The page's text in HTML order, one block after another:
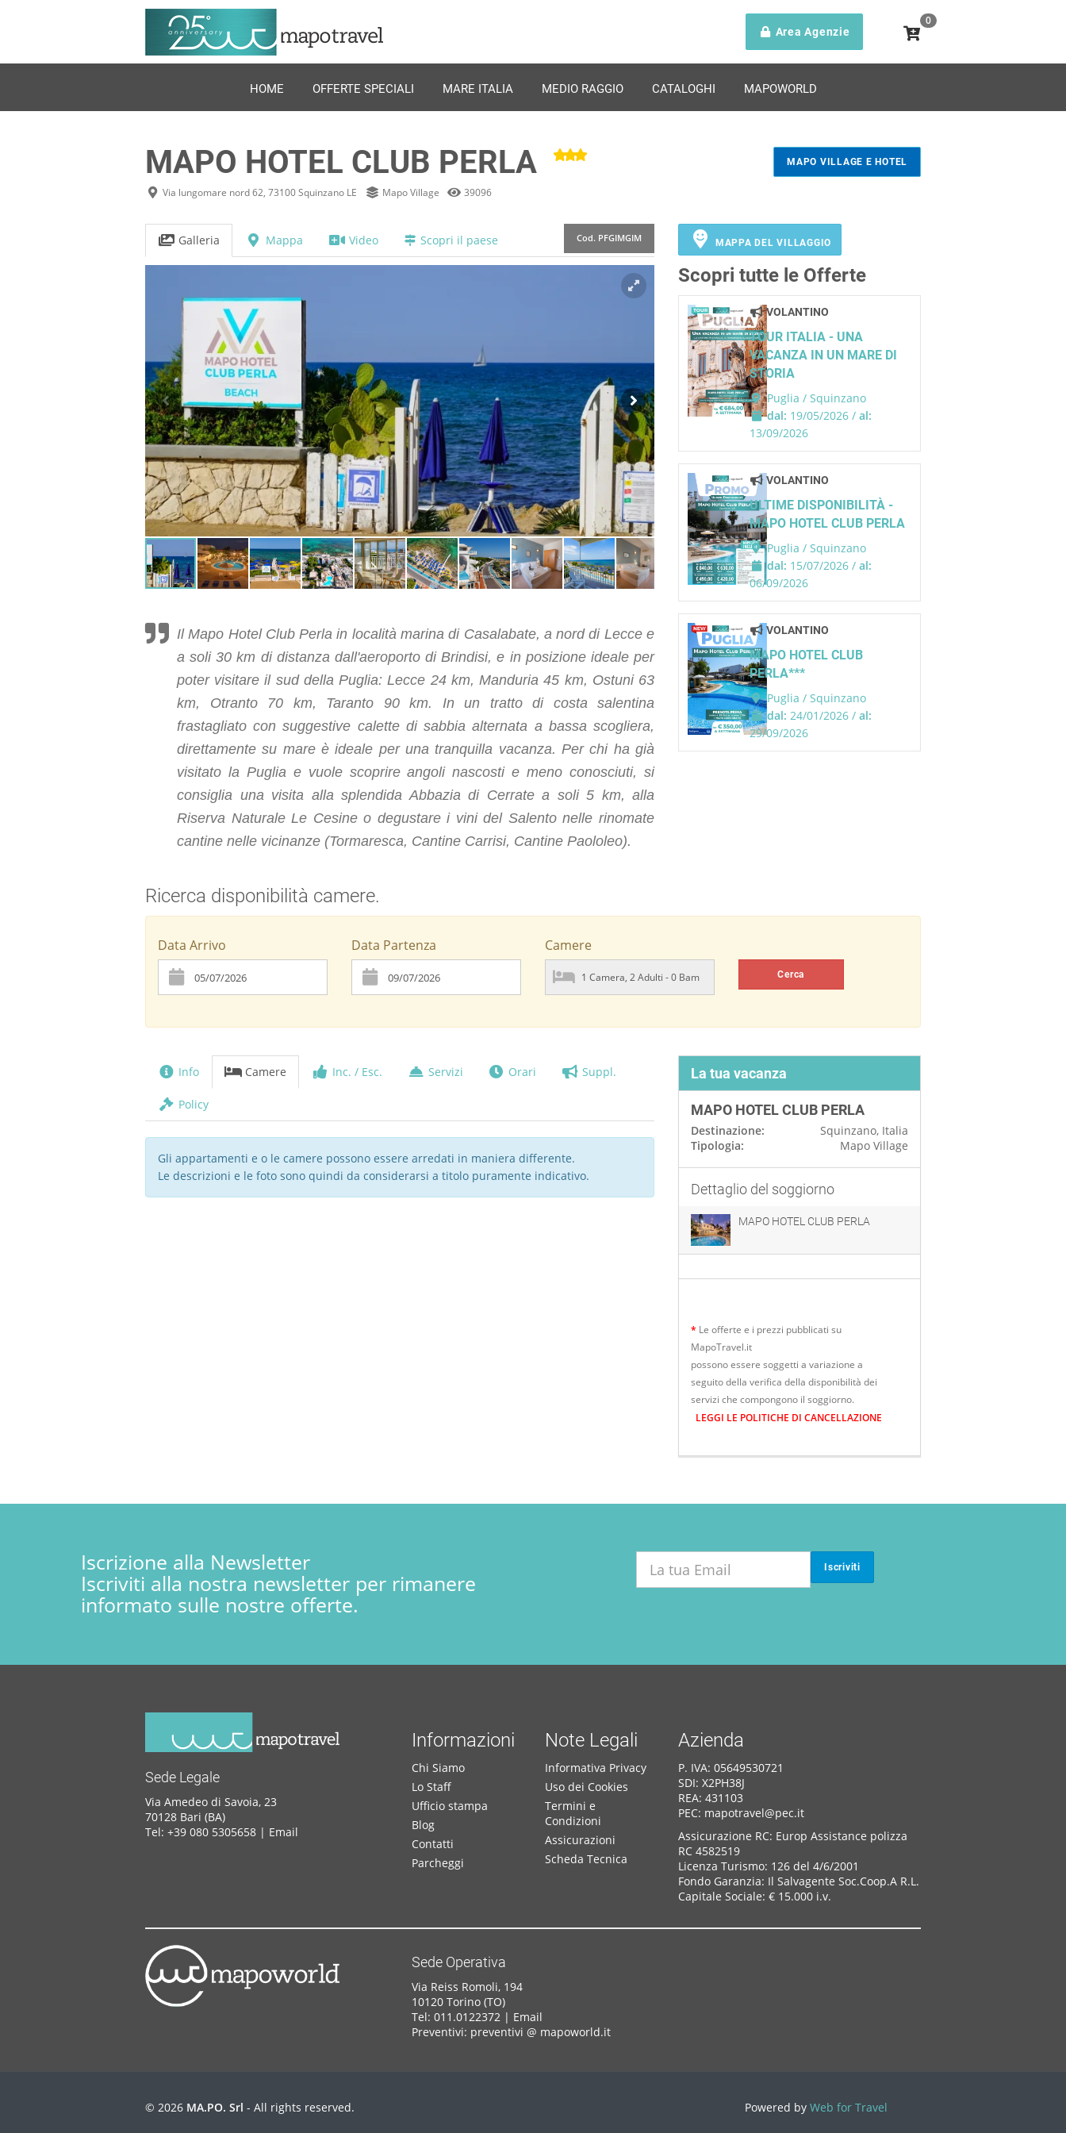
Area Agenzie
0
HOME OFFERTE SPECIALI MARE ITALIA MEDIO RAGGIO CATALOGHI MAPOWORLD
MAPO HOTEL CLUB PERLA
Via lungomare nord 62, 73100 Squinzano LE Mapo Village 39096
MAPO VILLAGE E HOTEL
Galleria Mappa Video Scopri il paese Cod. PFGIMGIM
Il Mapo Hotel Club Perla in località marina di Casalabate, a nord di Lecce e
a soli 30 km di distanza dall'aeroporto di Brindisi, e in posizione ideale per
poter visitare il sud della Puglia: Lecce 24 km, Manduria 45 km, Ostuni 63
km, Otranto 70 km, Taranto 90 km. In un tratto di costa salentina
frastagliato con suggestive calette di sabbia alternata a bassa scogliera,
direttamente su mare è ideale per una tranquilla vacanza. Per chi ha già
visitato la Puglia e vuole scoprire angoli nascosti e meno conosciuti, si
consiglia una visita alla splendida Abbazia di Cerrate a soli 5 km, alla
Riserva Naturale Le Cesine o degustare i vini del Salento nelle rinomate
cantine nelle vicinanze (Tormaresca, Cantine Carrisi, Cantine Paololeo).
MAPPA DEL VILLAGGIO
Scopri tutte le Offerte
VOLANTINO
TOUR ITALIA - UNA
VACANZA IN UN MARE DI
STORIA
Puglia / Squinzano
dal: 19/05/2026 / al:
13/09/2026
VOLANTINO
ULTIME DISPONIBILITÀ -
MAPO HOTEL CLUB PERLA
Puglia / Squinzano
dal: 15/07/2026 / al:
06/09/2026
VOLANTINO
MAPO HOTEL CLUB
PERLA***
Puglia / Squinzano
dal: 24/01/2026 / al:
29/09/2026
Ricerca disponibilità camere.
Data Arrivo Data Partenza Camere
Cerca
Info Camere Inc. / Esc. Servizi Orari Suppl.
Policy
Gli appartamenti e o le camere possono essere arredati in maniera differente.
Le descrizioni e le foto sono quindi da considerarsi a titolo puramente indicativo.
La tua vacanza
MAPO HOTEL CLUB PERLA
Destinazione:
Squinzano, Italia
Tipologia:
Mapo Village
Dettaglio del soggiorno
MAPO HOTEL CLUB PERLA
* Le offerte e i prezzi pubblicati su
MapoTravel.it
possono essere soggetti a variazione a
seguito della verifica della disponibilità dei
servizi che compongono il soggiorno.
LEGGI LE POLITICHE DI CANCELLAZIONE
Iscrizione alla Newsletter
Iscriviti alla nostra newsletter per rimanere
informato sulle nostre offerte.
Iscriviti
Sede Legale
Via Amedeo di Savoia, 23
70128 Bari (BA)
Tel: +39 080 5305658 | Email
Informazioni
Chi Siamo
Lo Staff
Ufficio stampa
Blog
Contatti
Parcheggi
Note Legali
Informativa Privacy
Uso dei Cookies
Termini e
Condizioni
Assicurazioni
Scheda Tecnica
Azienda
P. IVA: 05649530721
SDI: X2PH38J
REA: 431103
PEC: mapotravel@pec.it
Assicurazione RC: Europ Assistance polizza
RC 4582519
Licenza Turismo: 126 del 4/6/2001
Fondo Garanzia: Il Salvagente Soc.Coop.A R.L.
Capitale Sociale: € 15.000 i.v.
Sede Operativa
Via Reiss Romoli, 194
10120 Torino (TO)
Tel: 011.0122372 | Email
Preventivi: preventivi @ mapoworld.it
© 2026 MA.PO. Srl - All rights reserved. Powered by Web for Travel